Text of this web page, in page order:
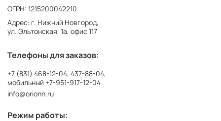
ОГРН: 1215200042210
Адрес: г. Нижний Новгород,
ул. Эльтонская, 1а, офис 117
Телефоны для заказов:
+7 (831) 468-12-04, 437-88-04,
мобильный +7-951-917-12-04
info@orionn.ru
Режим работы: